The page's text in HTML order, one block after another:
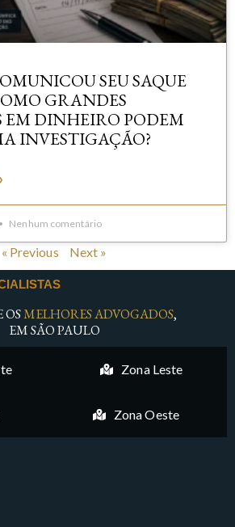
SEU SAQUE
GRANDES
EM DINHEIRO PODEM
INVESTIGAÇÃO?
Nenhum comentário
« Previous Next »
OSMELHORES ADVOGADOS,
EM SÃO PAULO
Zona Leste
Zona Oeste